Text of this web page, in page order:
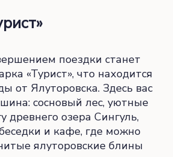
поездки станет
«Турист», что находится
от Ялуторовска. Здесь вас
сосновый лес, уютные
древнего озера Сингуль,
и кафе, где можно
ялуторовские блины